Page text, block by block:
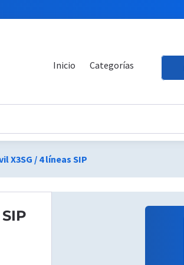
Inicio Categorías
X3SG / 4 líneas SIP